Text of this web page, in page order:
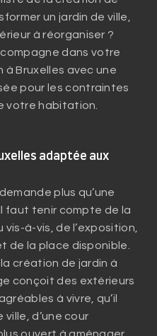
un jardin de ville,
à réorganiser ?
dans votre
Bruxelles avec une
pour les contraintes
votre habitation.
adaptée aux
plus qu’une
faut tenir compte de la
à-vis, de l’exposition,
de la place disponible.
création de jardin à
conçoit des extérieurs
à vivre, qu’il
ville, d’une cour